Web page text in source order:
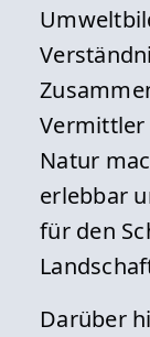
Vermittler
Natur
erlebbar
für den
Darüber